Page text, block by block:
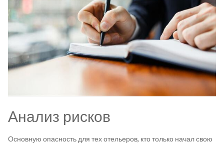
Анализ рисков
Основную опасность для тех отельеров, кто только начал свою